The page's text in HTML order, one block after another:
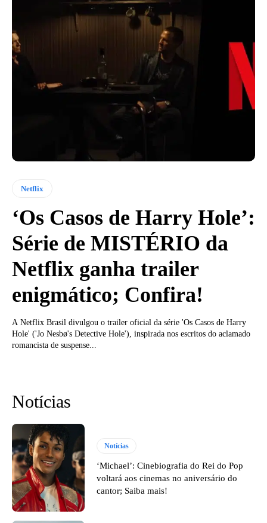
Netflix
‘Os Casos de Harry Hole’:
Série de MISTÉRIO da
Netflix ganha trailer
enigmático; Confira!
A Netflix Brasil divulgou o trailer oficial da série 'Os Casos de Harry
Hole' ('Jo Nesbø's Detective Hole'), inspirada nos escritos do aclamado
romancista de suspense...
Notícias
Notícias
‘Michael’: Cinebiografia do Rei do Pop
voltará aos cinemas no aniversário do
cantor; Saiba mais!